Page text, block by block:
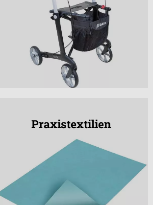
Praxistextilien